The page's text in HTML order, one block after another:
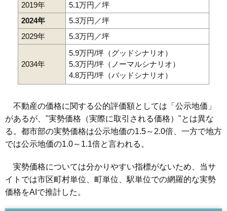
2019年
5.1万円／坪
2024年
5.3万円／坪
2029年
5.3万円／坪
2034年
5.9万円/坪（グッドシナリオ）
5.3万円/坪（ノーマルシナリオ）
4.8万円/坪（バッドシナリオ）
不動産の価格に関する公的評価額としては「公示地価」
があるが、"実勢価格（実際に取引される価格）"とは異な
る。都市部の実勢価格は公示地価の1.5～2.0倍、一方で地方
では公示地価の1.0～1.1倍と言われる。
実勢価格については分かりやすい指標がないため、当サ
イトでは市区町村単位、町単位、駅単位での網羅的な実勢
価格をAIで推計した。